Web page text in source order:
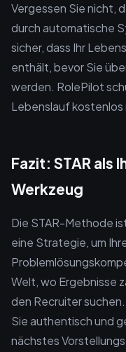
Vergessen Sie nicht,
durch automatische
sicher, dass Ihr
enthält, bevor Sie
werden. RolePilot
Lebenslauf kostenlos
Fazit: STAR als
Werkzeug
Die STAR-Methode
eine Strategie, um
Welt, wo Ergebnisse
den Recruiter
Sie authentisch und
nächstes